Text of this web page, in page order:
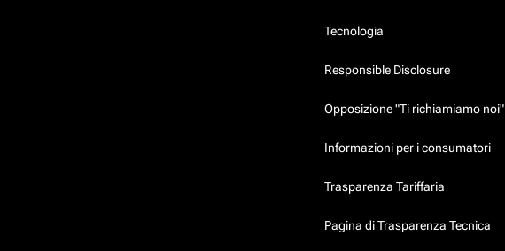
Tecnologia
Responsible Disclosure
Opposizione "Ti richiamiamo noi"
Informazioni per i consumatori
Trasparenza Tariffaria
Pagina di Trasparenza Tecnica